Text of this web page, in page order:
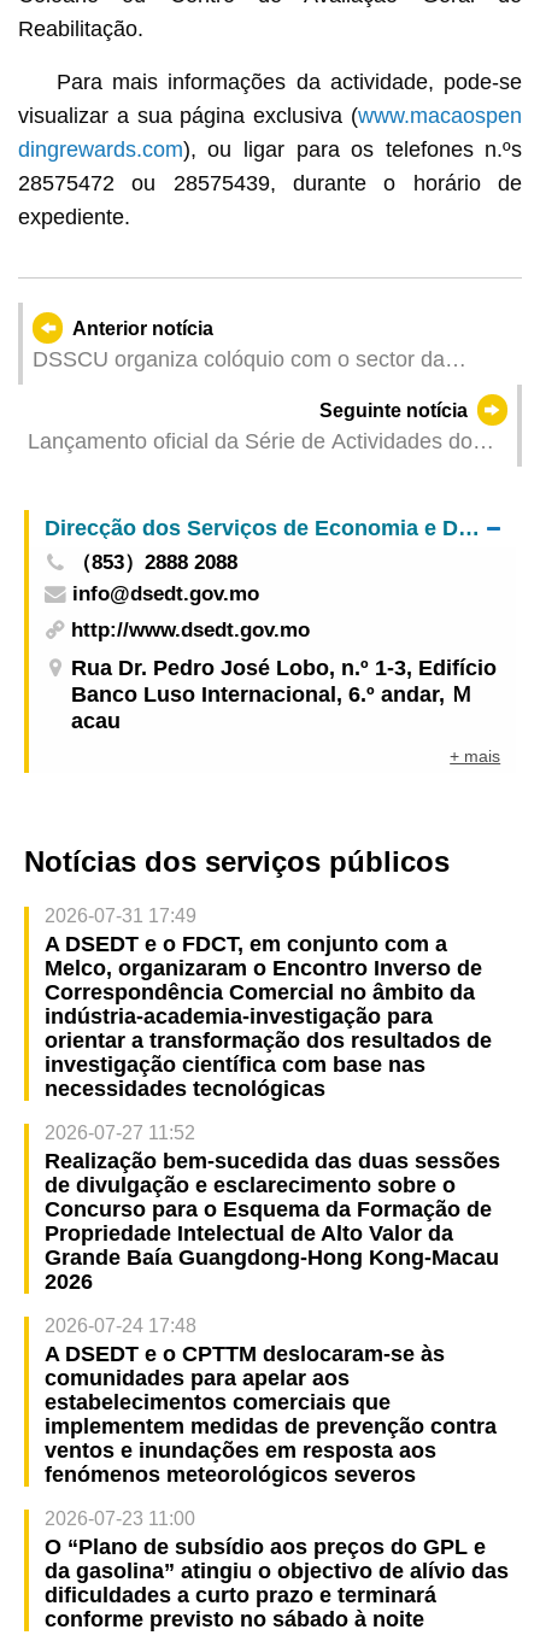
Reabilitação.
Para mais informações da actividade, pode-se
visualizar a sua página exclusiva (www.macaospen
dingrewards.com), ou ligar para os telefones n.ºs
28575472 ou 28575439, durante o horário de
expediente.
Anterior notícia
DSSCU organiza colóquio com o sector da
construção civil sobre novas disposições legais e
organização dos serviços após a reestruturação
Seguinte notícia
Lançamento oficial da Série de Actividades do
Direcção dos Serviços de Economia e Desenvolvimento Tecnológico
（853）2888 2088
info@dsedt.gov.mo
http://www.dsedt.gov.mo
Rua Dr. Pedro José Lobo, n.º 1-3, Edifício
Banco Luso Internacional, 6.º andar, Ｍ
acau
+ mais
Notícias dos serviços públicos
2026-07-31 17:49
A DSEDT e o FDCT, em conjunto com a
Melco, organizaram o Encontro Inverso de
Correspondência Comercial no âmbito da
indústria-academia-investigação para
orientar a transformação dos resultados de
investigação científica com base nas
necessidades tecnológicas
2026-07-27 11:52
Realização bem-sucedida das duas sessões
de divulgação e esclarecimento sobre o
Concurso para o Esquema da Formação de
Propriedade Intelectual de Alto Valor da
Grande Baía Guangdong-Hong Kong-Macau
2026
2026-07-24 17:48
A DSEDT e o CPTTM deslocaram-se às
comunidades para apelar aos
estabelecimentos comerciais que
implementem medidas de prevenção contra
ventos e inundações em resposta aos
fenómenos meteorológicos severos
2026-07-23 11:00
O “Plano de subsídio aos preços do GPL e
da gasolina” atingiu o objectivo de alívio das
dificuldades a curto prazo e terminará
conforme previsto no sábado à noite